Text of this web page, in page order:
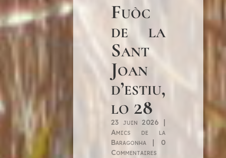
Fuòc
de la
Sant
Joan
d’estiu,
lo 28
23 juin 2026 |
Amics de la
Baragonha| 0
Commentaires